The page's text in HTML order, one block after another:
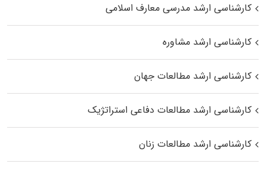
کارشناسی ارشد مدرسی معارف اسلامی
کارشناسی ارشد مشاوره
کارشناسی ارشد مطالعات جهان
کارشناسی ارشد مطالعات دفاعی استراتژیک
کارشناسی ارشد مطالعات زنان